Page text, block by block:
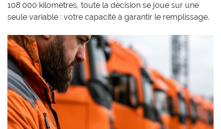
108 000 kilomètres, toute la décision se joue sur une
seule variable : votre capacité à garantir le remplissage.